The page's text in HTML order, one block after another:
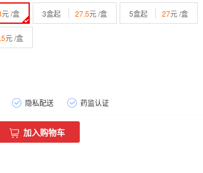
元 /盒 3盒起 27.5元 /盒 5盒起 27元 /盒
元 /盒
隐私配送 药监认证
加入购物车